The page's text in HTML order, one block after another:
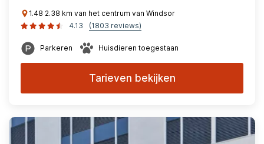
1.48 2.38 km van het centrum van Windsor
4.13
(1803 reviews)
Parkeren Huisdieren toegestaan
Tarieven bekijken